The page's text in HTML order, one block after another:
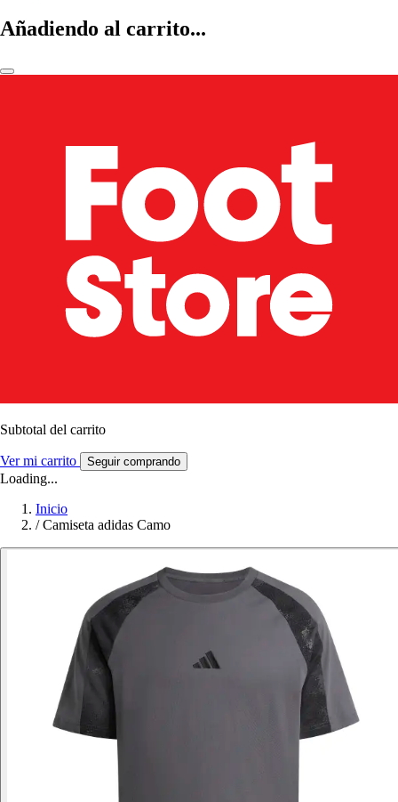
Añadiendo al carrito...
Subtotal del carrito
Ver mi carrito Seguir comprando
Loading...
Inicio
/ Camiseta adidas Camo